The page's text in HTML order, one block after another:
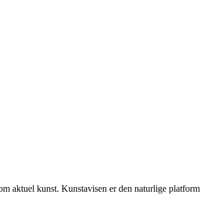
aktuel kunst. Kunstavisen er den naturlige